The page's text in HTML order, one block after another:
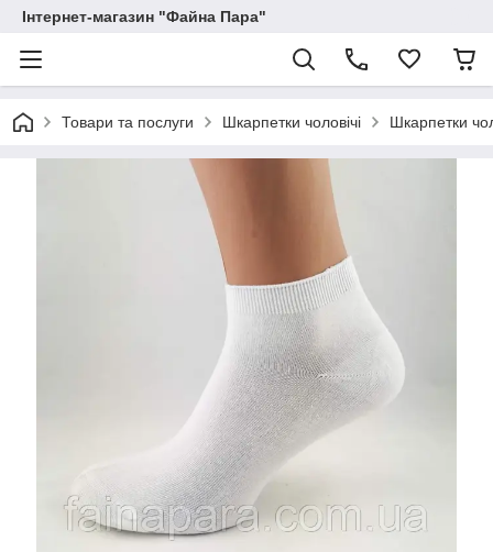
Інтернет-магазин "Файна Пара"
Товари та послуги Шкарпетки чоловічі Шкарпетки